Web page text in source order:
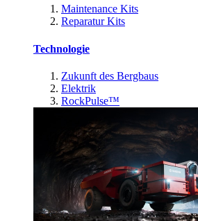
Maintenance Kits
Reparatur Kits
Technologie
Zukunft des Bergbaus
Elektrik
RockPulse™